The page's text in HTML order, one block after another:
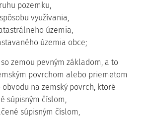
pozemku,
využívania,
územia,
územia obce;
zemou pevným základom, a to
povrchom alebo priemetom
na zemský povrch, ktoré
súpisným číslom,
súpisným číslom,